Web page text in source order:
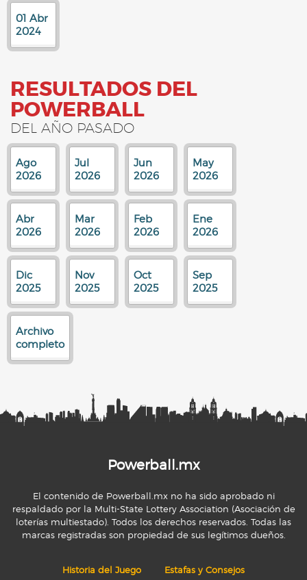
01 Abr
2024
RESULTADOS DEL
POWERBALL
DEL AÑO PASADO
Ago
2026
Jul
2026
Jun
2026
May
2026
Abr
2026
Mar
2026
Feb
2026
Ene
2026
Dic
2025
Nov
2025
Oct
2025
Sep
2025
Archivo
completo
Powerball.mx
El contenido de Powerball.mx no ha sido aprobado ni
respaldado por la Multi-State Lottery Association (Asociación de
loterías multiestado). Todos los derechos reservados. Todas las
marcas registradas son propiedad de sus legítimos dueños.
Historia del Juego Estafas y Consejos